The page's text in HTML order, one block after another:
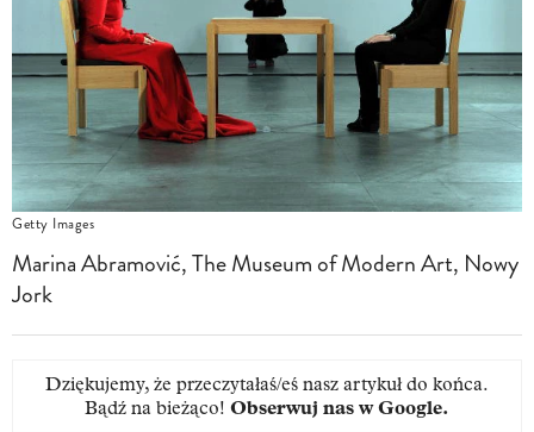
Getty Images
Marina Abramović, The Museum of Modern Art, Nowy
Jork
Dziękujemy, że przeczytałaś/eś nasz artykuł do końca.
Bądź na bieżąco! Obserwuj nas w Google.